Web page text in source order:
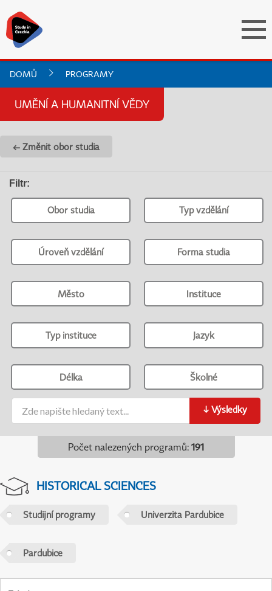
DOMŮ PROGRAMY
UMĚNÍ A HUMANITNÍ VĚDY
← Změnit obor studia
Filtr:
Obor studia Typ vzdělání
Úroveň vzdělání Forma studia
Město Instituce
Typ instituce Jazyk
Délka Školné
↓ Výsledky
Počet nalezených programů: 191
HISTORICAL SCIENCES
Studijní programy Univerzita Pardubice
Pardubice